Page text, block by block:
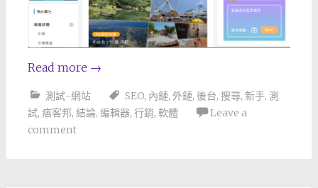
Read more →
測試-網站 SEO, 內鏈, 外鏈, 後台, 搜尋, 新手, 測
試, 痞客邦, 結論, 編輯器, 行銷, 軟體
Leave a
comment